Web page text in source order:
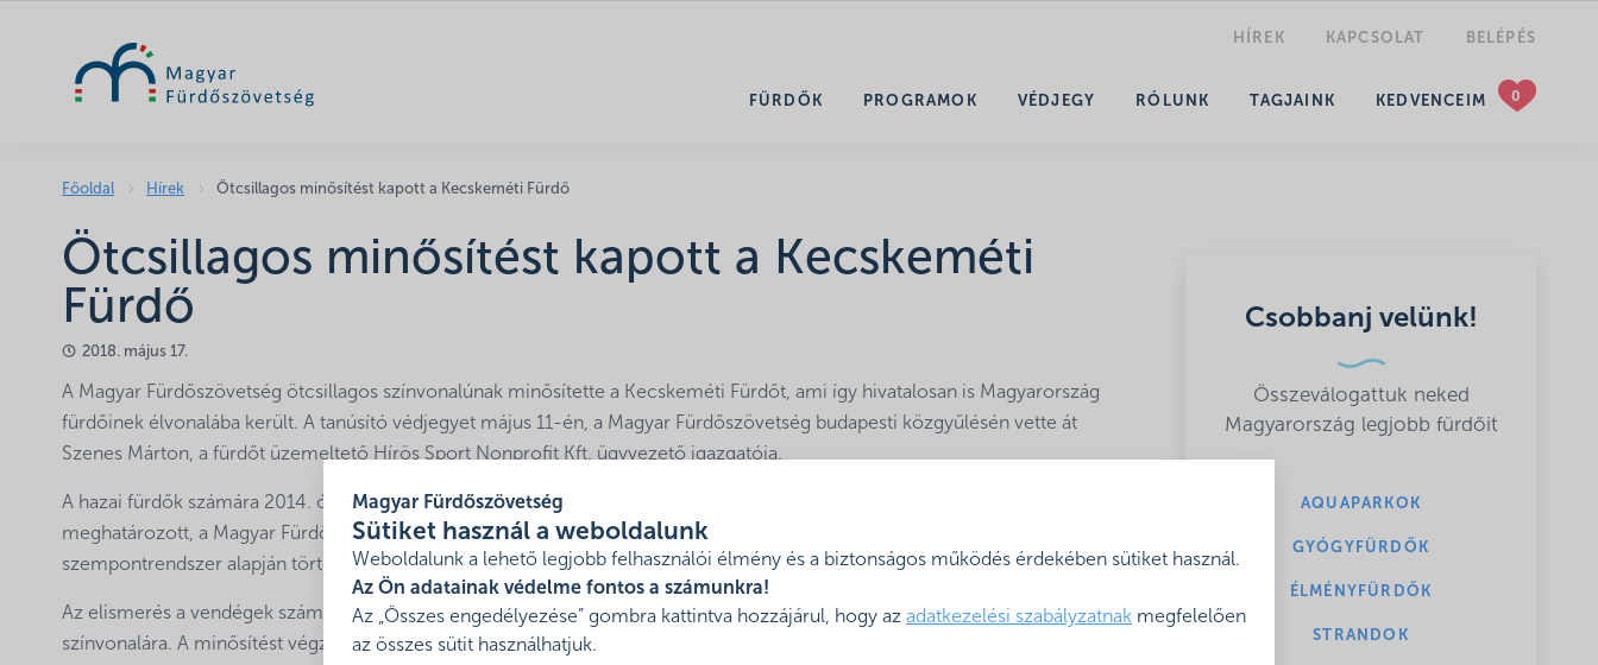
Magyar Fürdőszövetség
Sütiket használ a weboldalunk
Weboldalunk a lehető legjobb felhasználói élmény és a biztonságos működés érdekében sütiket használ.
Az Ön adatainak védelme fontos a számunkra!
Az „Összes engedélyezése” gombra kattintva hozzájárul, hogy az adatkezelési szabályzatnak megfelelően
az összes sütit használhatjuk.
HÍREK KAPCSOLAT BELÉPÉS
FÜRDŐK PROGRAMOK VÉDJEGY RÓLUNK TAGJAINK KEDVENCEIM
Főoldal Hírek Ötcsillagos minősítést kapott a Kecskeméti Fürdő
Ötcsillagos minősítést kapott a Kecskeméti
Fürdő
2018. május 17.
A Magyar Fürdőszövetség ötcsillagos színvonalúnak minősítette a Kecskeméti Fürdőt, ami így hivatalosan is Magyarország
fürdőinek élvonalába került. A tanúsító védjegyet május 11-én, a Magyar Fürdőszövetség budapesti közgyűlésén vette át
Szenes Márton, a fürdőt üzemeltető Hírös Sport Nonprofit Kft. ügyvezető igazgatója.
A hazai fürdők számára 2014. óta érhető el a fürdők Nemzeti Tanúsító Védjegye. A szolgáltatások minősítése előre
meghatározott, a Magyar Fürdőszövetség által kidolgozott, és a Nemzetgazdasági Minisztérium által jóváhagyott szakmai
szempontrendszer alapján történik.
Az elismerés a vendégek számára is hasznos információ, egyfajta garanciát jelent a fürdőszolgáltatások minőségi
színvonalára. A minősítést végző független bizottság tagjai vizsgálták a fürdő infrastruktúráját, megközelíthetőségét, a
Csobbanj velünk!
Összeválogattuk neked
Magyarország legjobb fürdőit
AQUAPARKOK
GYÓGYFÜRDŐK
ÉLMÉNYFÜRDŐK
STRANDOK